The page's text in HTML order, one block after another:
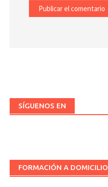
SÍGUENOS EN
FORMACIÓN A DOMICILIO